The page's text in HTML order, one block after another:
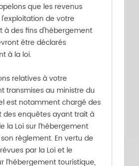
que les revenus
de votre
à des fins d'hébergement
être déclarés
à la loi.
relatives à votre
transmises au ministre du
est notamment chargé des
des enquêtes ayant trait à
la Loi sur l’hébergement
règlement. En vertu de
par la Loi et le
l’hébergement touristique,